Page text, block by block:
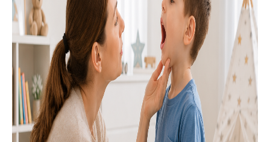
8 (863) 309-05-06
ЗАКАЗАТЬ ЗВОНОК
ЗАПИСЬ ОНЛАЙН